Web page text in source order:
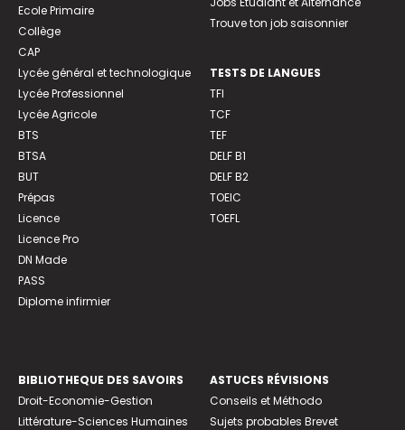
Ecole Primaire
Collège
CAP
Lycée général et technologique
Lycée Professionnel
Lycée Agricole
BTS
BTSA
BUT
Prépas
Licence
Licence Pro
DN Made
PASS
Diplome infirmier
Trouve ton job saisonnier
TESTS DE LANGUES
TFI
TCF
TEF
DELF B1
DELF B2
TOEIC
TOEFL
BIBLIOTHEQUE DES SAVOIRS
Droit-Economie-Gestion
Littérature-Sciences Humaines
ASTUCES RÉVISIONS
Conseils et Méthodo
Sujets probables Brevet